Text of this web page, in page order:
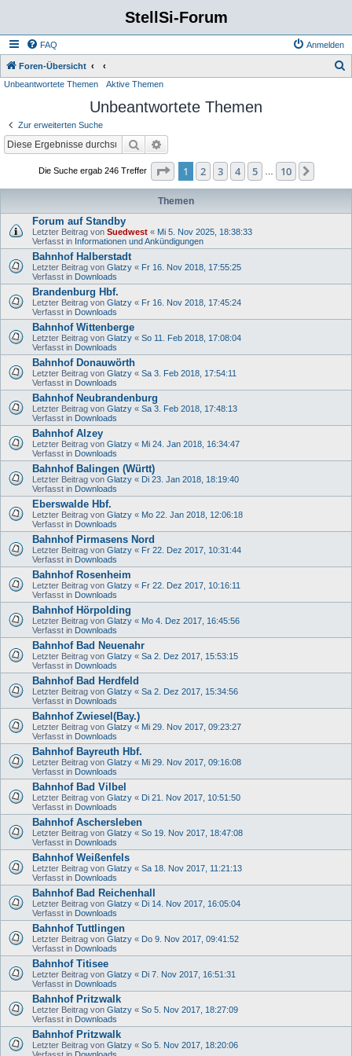
StellSi-Forum
FAQ Anmelden
Foren-Übersicht
Unbeantwortete Themen Aktive Themen
Unbeantwortete Themen
Zur erweiterten Suche
Suche
Die Suche ergab 246 Treffer Seite 1von 10
1 2 3 4 5 10
Themen
Forum auf Standby
Letzter Beitrag von Suedwest « Mi 5. Nov 2025, 18:38:33
Verfasst in Informationen und Ankündigungen
Bahnhof Halberstadt
Letzter Beitrag von Glatzy « Fr 16. Nov 2018, 17:55:25
Verfasst in Downloads
Brandenburg Hbf.
Letzter Beitrag von Glatzy « Fr 16. Nov 2018, 17:45:24
Verfasst in Downloads
Bahnhof Wittenberge
Letzter Beitrag von Glatzy « So 11. Feb 2018, 17:08:04
Verfasst in Downloads
Bahnhof Donauwörth
Letzter Beitrag von Glatzy « Sa 3. Feb 2018, 17:54:11
Verfasst in Downloads
Bahnhof Neubrandenburg
Letzter Beitrag von Glatzy « Sa 3. Feb 2018, 17:48:13
Verfasst in Downloads
Bahnhof Alzey
Letzter Beitrag von Glatzy « Mi 24. Jan 2018, 16:34:47
Verfasst in Downloads
Bahnhof Balingen (Württ)
Letzter Beitrag von Glatzy « Di 23. Jan 2018, 18:19:40
Verfasst in Downloads
Eberswalde Hbf.
Letzter Beitrag von Glatzy « Mo 22. Jan 2018, 12:06:18
Verfasst in Downloads
Bahnhof Pirmasens Nord
Letzter Beitrag von Glatzy « Fr 22. Dez 2017, 10:31:44
Verfasst in Downloads
Bahnhof Rosenheim
Letzter Beitrag von Glatzy « Fr 22. Dez 2017, 10:16:11
Verfasst in Downloads
Bahnhof Hörpolding
Letzter Beitrag von Glatzy « Mo 4. Dez 2017, 16:45:56
Verfasst in Downloads
Bahnhof Bad Neuenahr
Letzter Beitrag von Glatzy « Sa 2. Dez 2017, 15:53:15
Verfasst in Downloads
Bahnhof Bad Herdfeld
Letzter Beitrag von Glatzy « Sa 2. Dez 2017, 15:34:56
Verfasst in Downloads
Bahnhof Zwiesel(Bay.)
Letzter Beitrag von Glatzy « Mi 29. Nov 2017, 09:23:27
Verfasst in Downloads
Bahnhof Bayreuth Hbf.
Letzter Beitrag von Glatzy « Mi 29. Nov 2017, 09:16:08
Verfasst in Downloads
Bahnhof Bad Vilbel
Letzter Beitrag von Glatzy « Di 21. Nov 2017, 10:51:50
Verfasst in Downloads
Bahnhof Aschersleben
Letzter Beitrag von Glatzy « So 19. Nov 2017, 18:47:08
Verfasst in Downloads
Bahnhof Weißenfels
Letzter Beitrag von Glatzy « Sa 18. Nov 2017, 11:21:13
Verfasst in Downloads
Bahnhof Bad Reichenhall
Letzter Beitrag von Glatzy « Di 14. Nov 2017, 16:05:04
Verfasst in Downloads
Bahnhof Tuttlingen
Letzter Beitrag von Glatzy « Do 9. Nov 2017, 09:41:52
Verfasst in Downloads
Bahnhof Titisee
Letzter Beitrag von Glatzy « Di 7. Nov 2017, 16:51:31
Verfasst in Downloads
Bahnhof Pritzwalk
Letzter Beitrag von Glatzy « So 5. Nov 2017, 18:27:09
Verfasst in Downloads
Bahnhof Pritzwalk
Letzter Beitrag von Glatzy « So 5. Nov 2017, 18:20:06
Verfasst in Downloads